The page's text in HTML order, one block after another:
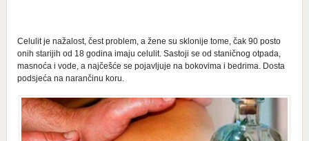
Celulit je nažalost, čest problem, a žene su sklonije tome, čak 90 posto
onih starijih od 18 godina imaju celulit. Sastoji se od staničnog otpada,
masnoća i vode, a najčešće se pojavljuje na bokovima i bedrima. Dosta
podsjeća na narančinu koru.